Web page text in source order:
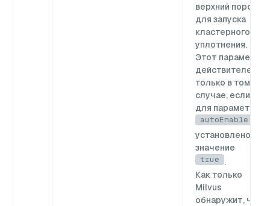
верхний порог
для запуска
кластерного
уплотнения.
Этот параметр
действителен
только в том
случае, если
для параметра
autoEnable
установлено
значение
true .
Как только
Milvus
обнаружит, что